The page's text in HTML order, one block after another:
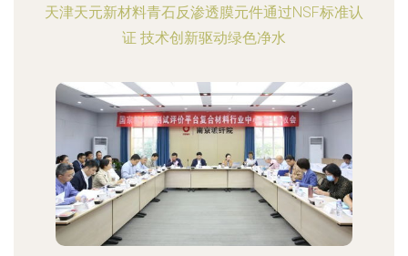
天津天元新材料青石反渗透膜元件通过NSF标准认
证 技术创新驱动绿色净水